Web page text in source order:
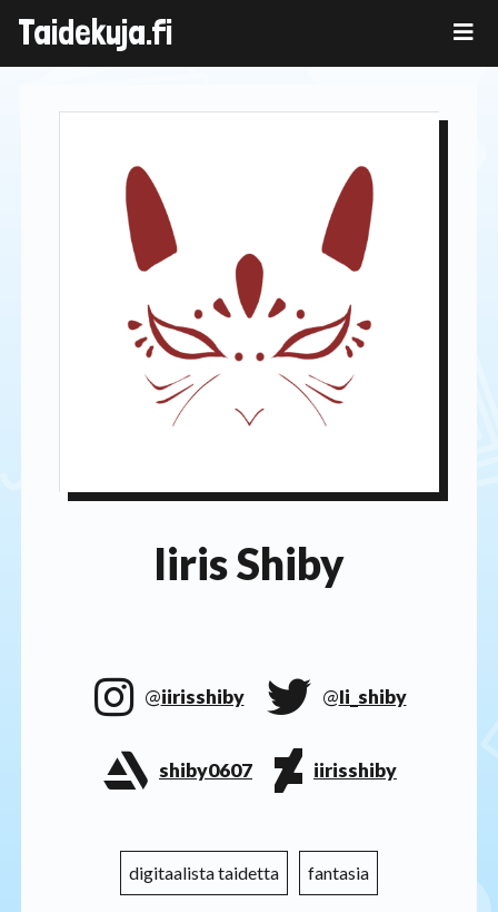
content
Taidekuja.fi
Iiris Shiby
@iirisshiby @Ii_shiby
shiby0607 iirisshiby
digitaalista taidetta fantasia